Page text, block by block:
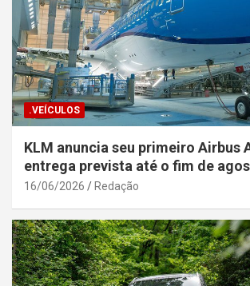
.VEÍCULOS
KLM anuncia seu primeiro Airbus
entrega prevista até o fim de
16/06/2026 Redação